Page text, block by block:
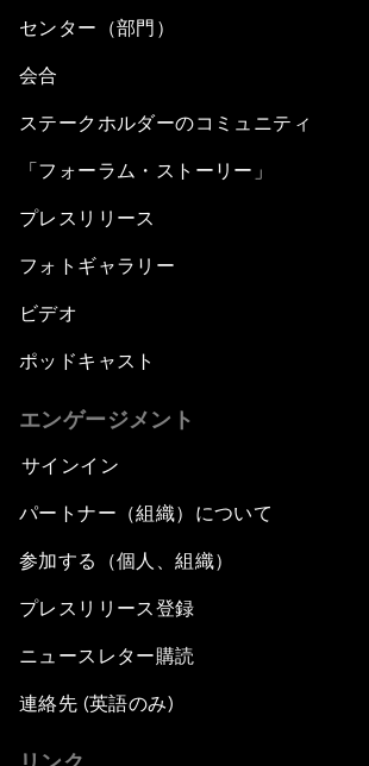
センター（部門）
会合
ステークホルダーのコミュニティ
「フォーラム・ストーリー」
プレスリリース
フォトギャラリー
ビデオ
ポッドキャスト
エンゲージメント
サインイン
パートナー（組織）について
参加する（個人、組織）
プレスリリース登録
ニュースレター購読
連絡先 (英語のみ)